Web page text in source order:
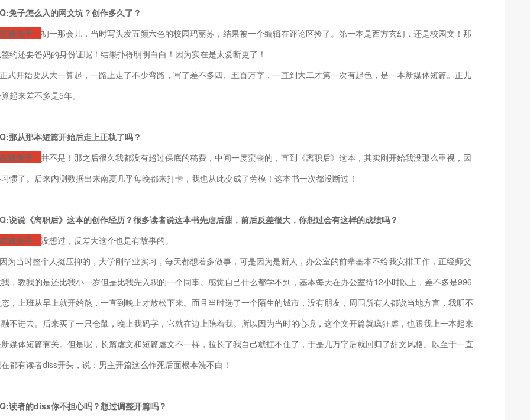
Q:兔子怎么入的网文坑？创作多久了？
在逃兔子 ： 初一那会儿，当时写头发五颜六色的校园玛丽苏，结果被一个编辑在评论区捡了。第一本是西方玄幻，还是校园文！那
约还要爸妈的身份证呢！结果扑得明明白白！因为实在是太爱断更了！
正式开始要从大一算起，一路上走了不少弯路，写了差不多四、五百万字，一直到大二才第一次有起色，是一本新媒体短篇。正儿
起来差不多是5年。
Q:那从那本短篇开始后走上正轨了吗？
在逃兔子 ： 并不是！那之后很久我都没有超过保底的稿费，中间一度蛮丧的，直到《离职后》这本，其实刚开始我没那么重视，因
惯了。后来内测数据出来南夏几乎每晚都来打卡，我也从此变成了劳模！这本书一次都没断过！
Q:说说《离职后》这本的创作经历？很多读者说这本书先虐后甜，前后反差很大，你想过会有这样的成绩吗？
在逃兔子 ： 没想过，反差大这个也是有故事的。
因为当时整个人挺压抑的，大学刚毕业实习，每天都想着多做事，可是因为是新人，办公室的前辈基本不给我安排工作，正经师父
，教我的是还比我小一岁但是比我先入职的一个同事。感觉自己什么都学不到，基本每天在办公室待12小时以上，差不多是996
，上班从早上就开始熬，一直到晚上才放松下来。而且当时选了一个陌生的城市，没有朋友，周围所有人都说当地方言，我听不
不进去。后来买了一只仓鼠，晚上我码字，它就在边上陪着我。所以因为当时的心境，这个文开篇就疯狂虐，也跟我上一本起来
媒体短篇有关。但是呢，长篇虐文和短篇虐文不一样，拉长了我自己就扛不住了，于是几万字后就回归了甜文风格。以至于一直
都有读者diss开头，说：男主开篇这么作死后面根本洗不白！
Q:读者的diss你不担心吗？想过调整开篇吗？